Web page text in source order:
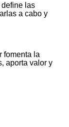
define las
a cabo y
fomenta la
aporta valor y